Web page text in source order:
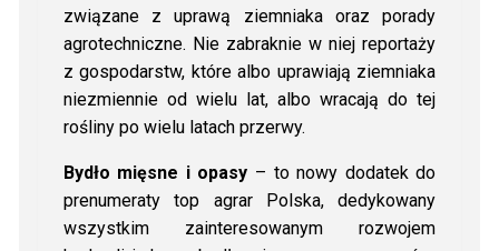
związane z uprawą ziemniaka oraz porady
agrotechniczne. Nie zabraknie w niej reportaży
z gospodarstw, które albo uprawiają ziemniaka
niezmiennie od wielu lat, albo wracają do tej
rośliny po wielu latach przerwy.
Bydło mięsne i opasy – to nowy dodatek do
prenumeraty top agrar Polska, dedykowany
wszystkim zainteresowanym rozwojem